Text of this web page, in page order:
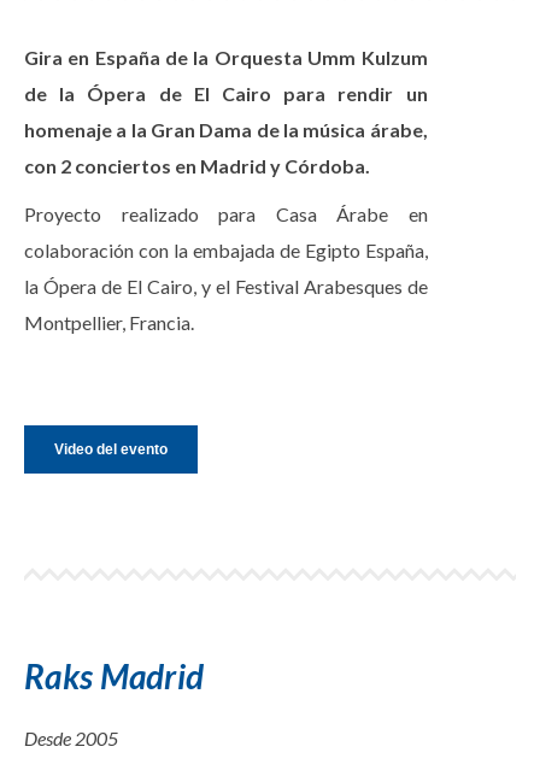
Gira en España de la Orquesta Umm Kulzum
de la Ópera de El Cairo para rendir un
homenaje a la Gran Dama de la música árabe,
con 2 conciertos en Madrid y Córdoba.
Proyecto realizado para Casa Árabe en
colaboración con la embajada de Egipto España,
la Ópera de El Cairo, y el Festival Arabesques de
Montpellier, Francia.
Video del evento
Raks Madrid
Desde 2005